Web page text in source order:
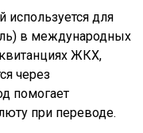
используется для
в международных
ЖКХ,
через
помогает
при переводе.